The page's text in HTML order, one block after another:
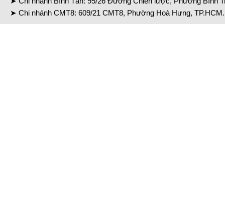
➤ Chi nhánh CMT8: 609/21 CMT8, Phường Hoà Hưng,